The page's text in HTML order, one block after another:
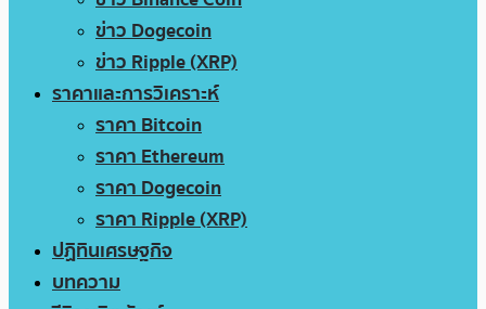
ข่าว Dogecoin
ข่าว Ripple (XRP)
ราคาและการวิเคราะห์
ราคา Bitcoin
ราคา Ethereum
ราคา Dogecoin
ราคา Ripple (XRP)
ปฏิทินเศรษฐกิจ
บทความ